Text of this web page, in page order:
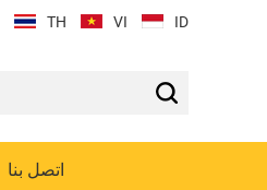
TH VI ID
اتصل بنا